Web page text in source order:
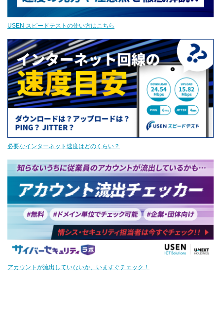
ビデオ会議
クラウド利用
大容量通信
USEN スピードテストの使い方はこちら
必要なインターネット速度はどのくらい？
アカウントが流出していないか、いますぐチェック！